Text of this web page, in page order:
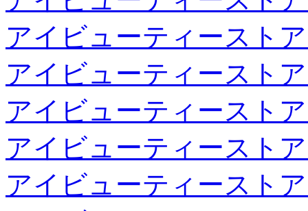
アイビューティースト
アイビューティースト
アイビューティースト
アイビューティースト
アイビューティースト